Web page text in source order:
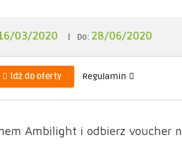
03/2020 | Do: 28/06/2020
Idź do oferty Regulamin
Ambilight i odbierz voucher